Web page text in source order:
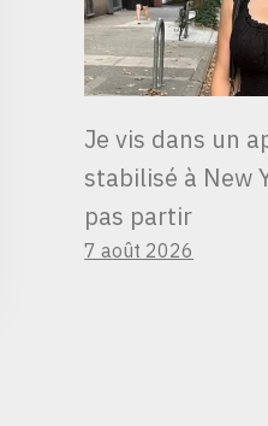
Je vis dans un
stabilisé à New
pas partir
7 août 2026